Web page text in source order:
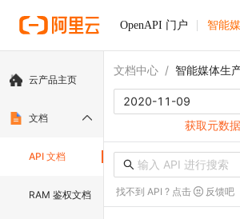
OpenAPI 门户 智能
云产品主页
文档
API 文档
RAM 鉴权文档
文档中心 / 智能媒体生
2020-11-09
获取元数据
找不到 API ? 点击 反馈吧